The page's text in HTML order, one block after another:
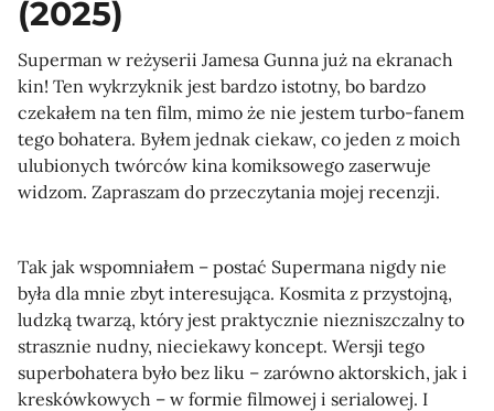
(2025)
Superman w reżyserii Jamesa Gunna już na ekranach
kin! Ten wykrzyknik jest bardzo istotny, bo bardzo
czekałem na ten film, mimo że nie jestem turbo-fanem
tego bohatera. Byłem jednak ciekaw, co jeden z moich
ulubionych twórców kina komiksowego zaserwuje
widzom. Zapraszam do przeczytania mojej recenzji.
Tak jak wspomniałem – postać Supermana nigdy nie
była dla mnie zbyt interesująca. Kosmita z przystojną,
ludzką twarzą, który jest praktycznie niezniszczalny to
strasznie nudny, nieciekawy koncept. Wersji tego
superbohatera było bez liku – zarówno aktorskich, jak i
kreskówkowych – w formie filmowej i serialowej. I